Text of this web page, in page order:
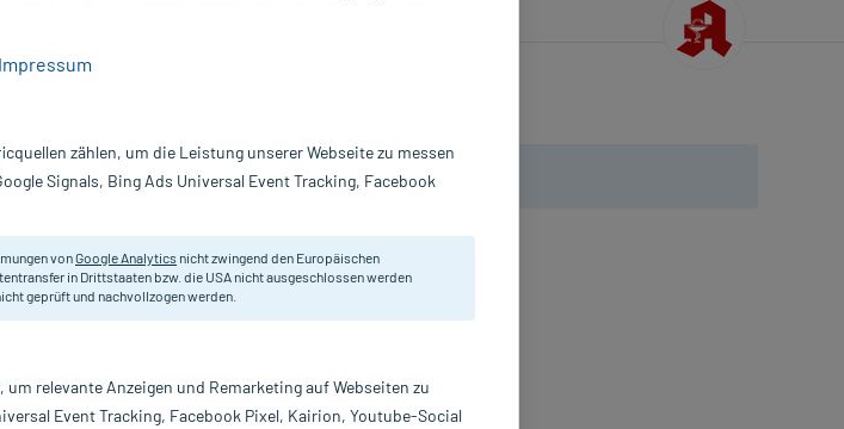
ab 19€ Mindestbestellwert!
Homöopathisches Arzneimittel.
Darreichung:
Ampullen
Hersteller:
WALA Heilmittel GmbH
Impressum
zählen, um die Leistung unserer Webseite zu messen
Signals, Bing Ads Universal Event Tracking, Facebook
vonGoogle Analytics nicht zwingend den Europäischen
in Drittstaaten bzw. die USA nicht ausgeschlossen werden
geprüft und nachvollzogen werden.
relevante Anzeigen und Remarketing auf Webseiten zu
Event Tracking, Facebook Pixel, Kairion, Youtube-Social